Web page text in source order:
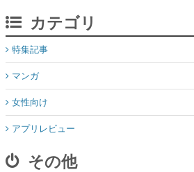
カテゴリ
特集記事
マンガ
女性向け
アプリレビュー
その他